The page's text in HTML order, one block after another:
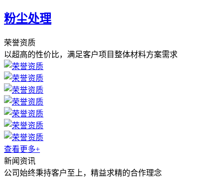
粉尘处理
荣誉资质
以超高的性价比，满足客户项目整体材料方案需求
查看更多+
新闻资讯
公司始终秉持客户至上，精益求精的合作理念